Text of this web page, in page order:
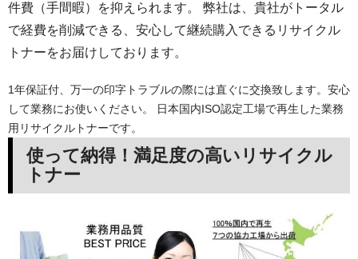
件費（手間暇）を抑えられます。 弊社は、貴社がトータル
で経費を削減できる、安心して継続購入できるリサイクル
トナーをお届けしております。
1年保証付、万一の印字トラブルの際には直ぐに交換致します。安心
して業務にお使いください。 日本国内ISO認定工場で再生した業務
用リサイクルトナーです。
使って納得！満足度の高いリサイクル
トナー